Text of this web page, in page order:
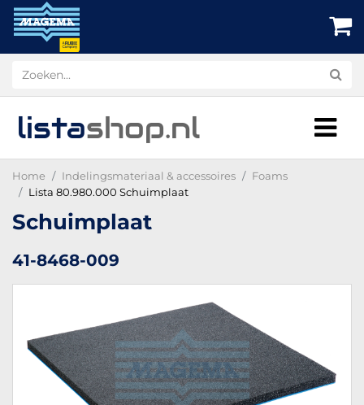
listashop.nl
Home Indelingsmateriaal & accessoires
Foams
Lista 80.980.000 Schuimplaat
Schuimplaat
41-8468-009